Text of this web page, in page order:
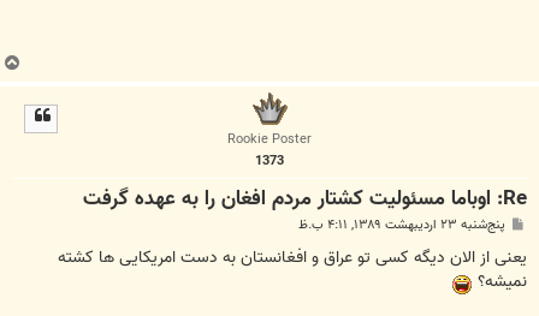
Rookie Poster
1373
Re: اوباما مسئولیت کشتار مردم افغان را به عهده گرفت
س
ت
پنج‌شنبه ۲۳ اردیبهشت ۱۳۸۹, ۴:۱۱ ب.ظ
یعنی از الان دیگه کسی تو عراق و افغانستان به دست امریکایی ها کشته
نمیشه؟